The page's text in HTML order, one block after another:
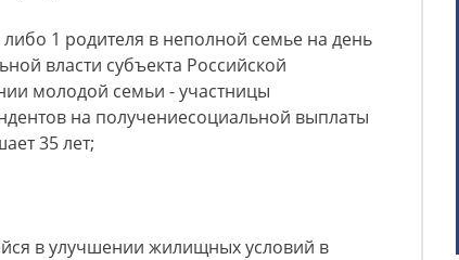
либо 1 родителя в неполной семье на день
власти субъекта Российской
молодой семьи - участницы
на получениесоциальной выплаты
35 лет;
в улучшении жилищных условий в